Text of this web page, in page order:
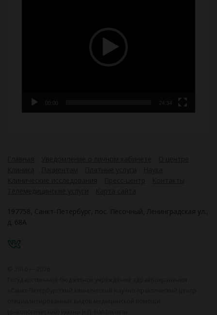
00:00 24:34
197758, Санкт-Петербург, пос. Песочный, Ленинградская ул.,
д. 68А